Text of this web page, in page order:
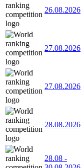
26.08.2026
27.08.2026
27.08.2026
28.08.2026
28.08 -